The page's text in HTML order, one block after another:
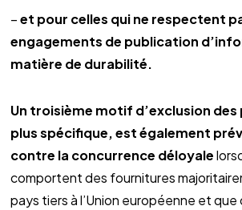
–et pour celles qui ne respectent
engagements de publication
matière de durabilité.
Un troisième motif d’exclusion
plus spécifique, est également
contre la concurrence déloyale
comportent des fournitures
pays tiers à l’Union européenne et que